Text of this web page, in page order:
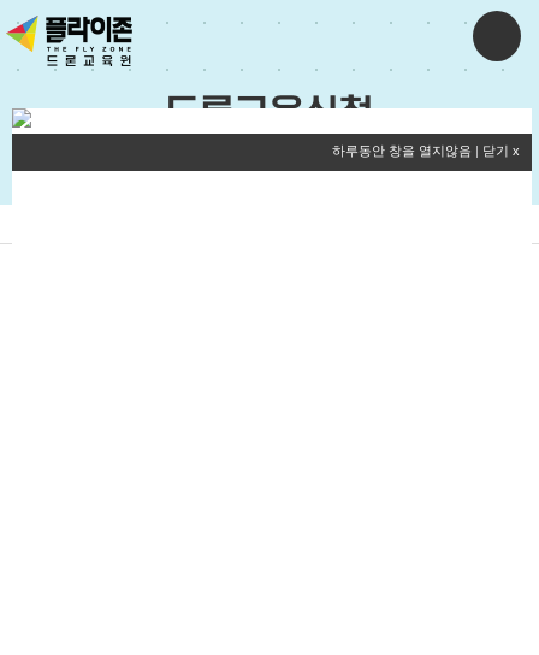
드론교육신청
하루동안 창을 열지않음 | 닫기 x